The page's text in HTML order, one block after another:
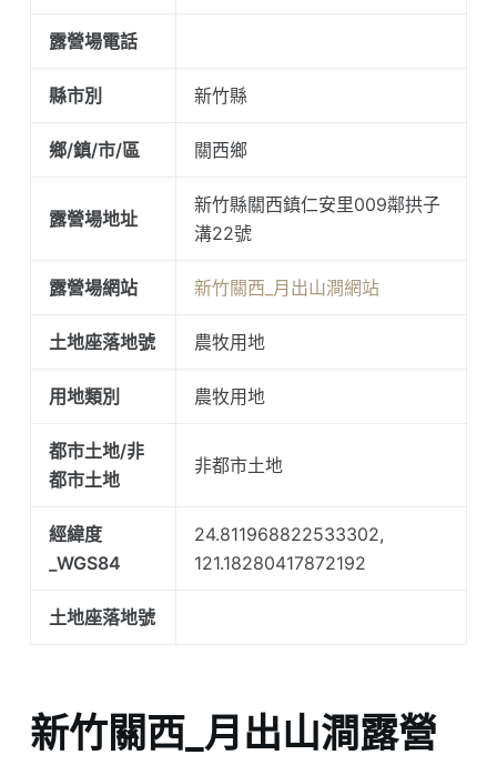
露營場電話
縣市別 新竹縣
鄉/鎮/市/區 關西鄉
露營場地址
新竹縣關西鎮仁安里009鄰拱子
溝22號
露營場網站 新竹關西_月出山澗網站
土地座落地號 農牧用地
用地類別 農牧用地
都市土地/非
都市土地
非都市土地
經緯度
_WGS84
24.811968822533302,
121.18280417872192
土地座落地號
新竹關西_月出山澗露營